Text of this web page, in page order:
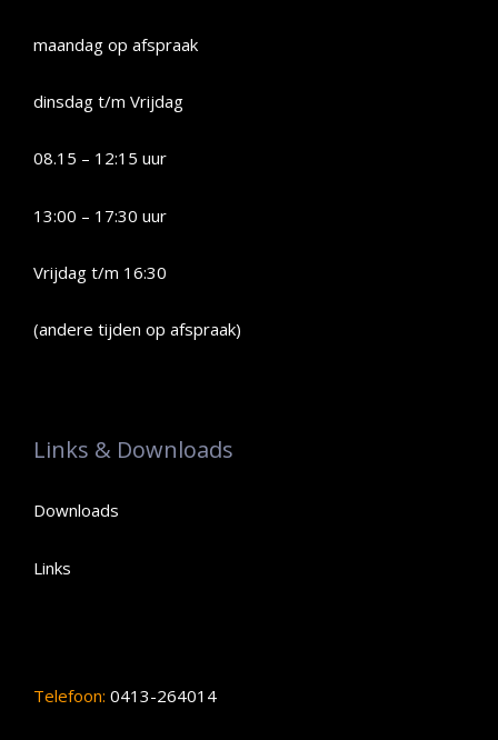
maandag op afspraak
dinsdag t/m Vrijdag
08.15 – 12:15 uur
13:00 – 17:30 uur
Vrijdag t/m 16:30
(andere tijden op afspraak)
Links & Downloads
Downloads
Links
Telefoon: 0413-264014